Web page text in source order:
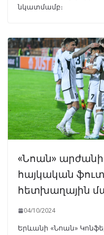
նկատմամբ։
«Նոան»
հայկական
հետխաղային
04/10/2024
Երևանի «Նոան»